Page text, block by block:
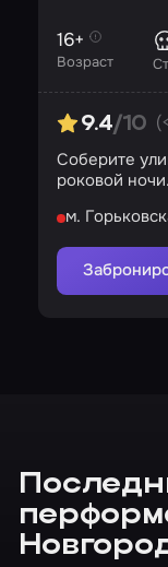
Возраст
16+
9.4/10
Соберите
роковой
м.